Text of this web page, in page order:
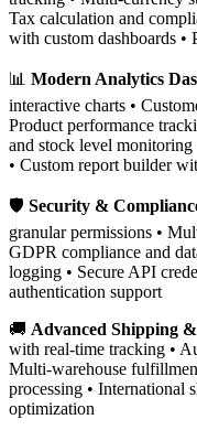
Tax calculation and
with custom dashboards
📊 Modern Analytics
interactive charts •
Product performance
and stock level monitoring
• Custom report builder
🛡️ Security &
granular permissions •
GDPR compliance and
logging • Secure API
authentication support
🚚 Advanced Shipping
with real-time tracking •
Multi-warehouse
processing • International
optimization